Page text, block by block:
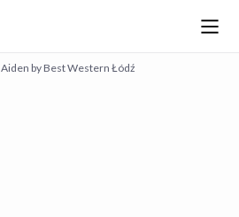
Aiden by Best Western Łódź